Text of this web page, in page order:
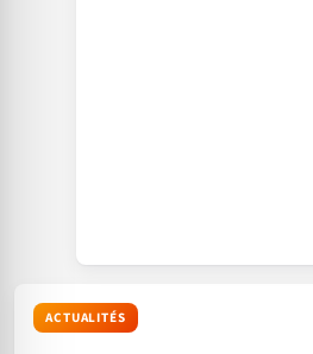
ACTUALITÉS